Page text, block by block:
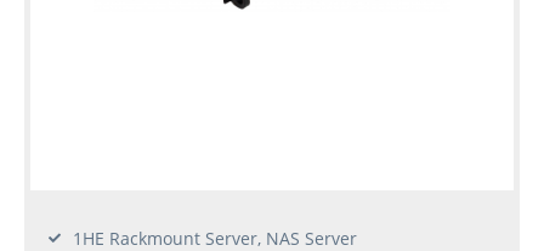
1HE Rackmount Server, NAS Server